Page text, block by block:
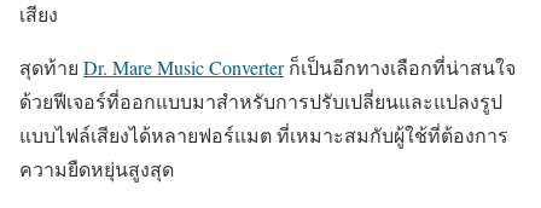
เสียง
สุดท้าย Dr. Mare Music Converterก็เป็นอีกทางเลือกที่น่าสนใจ
ด้วยฟีเจอร์ที่ออกแบบมาสำหรับการปรับเปลี่ยนและแปลงรูป
แบบไฟล์เสียงได้หลายฟอร์แมต ที่เหมาะสมกับผู้ใช้ที่ต้องการ
ความยืดหยุ่นสูงสุด